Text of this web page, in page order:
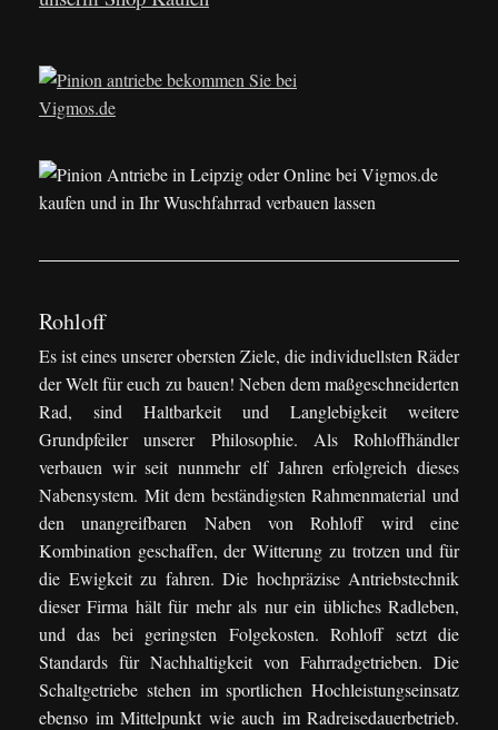
Rohloff
Es ist eines unserer obersten Ziele, die individuellsten Räder
der Welt für euch zu bauen! Neben dem maßgeschneiderten
Rad, sind Haltbarkeit und Langlebigkeit weitere
Grundpfeiler unserer Philosophie. Als Rohloffhändler
verbauen wir seit nunmehr elf Jahren erfolgreich dieses
Nabensystem. Mit dem beständigsten Rahmenmaterial und
den unangreifbaren Naben von Rohloff wird eine
Kombination geschaffen, der Witterung zu trotzen und für
die Ewigkeit zu fahren. Die hochpräzise Antriebstechnik
dieser Firma hält für mehr als nur ein übliches Radleben,
und das bei geringsten Folgekosten. Rohloff setzt die
Standards für Nachhaltigkeit von Fahrradgetrieben. Die
Schaltgetriebe stehen im sportlichen Hochleistungseinsatz
ebenso im Mittelpunkt wie auch im Radreisedauerbetrieb.